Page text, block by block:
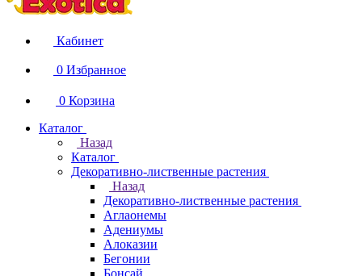
Кабинет
0 Избранное
0 Корзина
Каталог
Назад
Каталог
Декоративно-лиственные растения
Назад
Декоративно-лиственные растения
Аглаонемы
Адениумы
Алоказии
Бегонии
Бонсай